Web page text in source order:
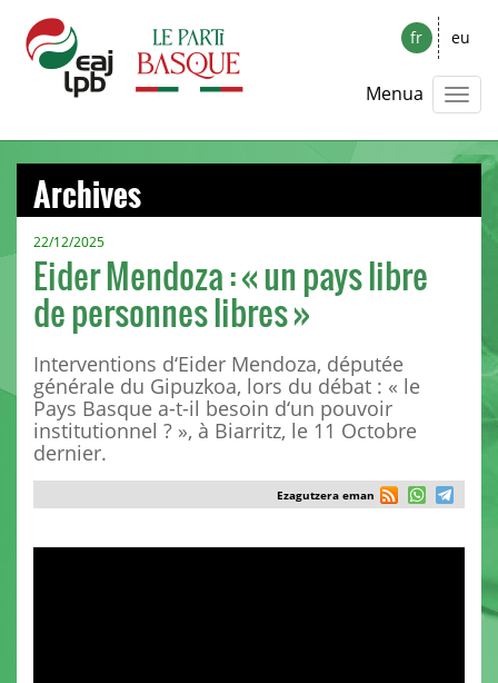
fr eu
Menua
Archives
22/12/2025
Eider Mendoza : « un pays libre
de personnes libres »
Interventions d‘Eider Mendoza, députée
générale du Gipuzkoa, lors du débat : « le
Pays Basque a-t-il besoin d‘un pouvoir
institutionnel ? », à Biarritz, le 11 Octobre
dernier.
Ezagutzera eman